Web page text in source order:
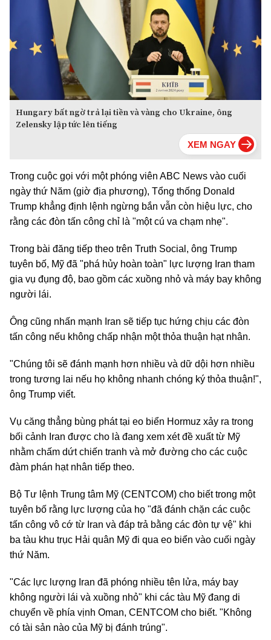
Hungary bất ngờ trả lại tiền và vàng cho Ukraine, ông
Zelensky lập tức lên tiếng
Trong cuộc gọi với một phóng viên ABC News vào cuối
ngày thứ Năm (giờ địa phương), Tổng thống Donald
Trump khẳng định lệnh ngừng bắn vẫn còn hiệu lực, cho
rằng các đòn tấn công chỉ là "một cú va chạm nhẹ".
Trong bài đăng tiếp theo trên Truth Social, ông Trump
tuyên bố, Mỹ đã "phá hủy hoàn toàn" lực lượng Iran tham
gia vụ đụng độ, bao gồm các xuồng nhỏ và máy bay không
người lái.
Ông cũng nhấn mạnh Iran sẽ tiếp tục hứng chịu các đòn
tấn công nếu không chấp nhận một thỏa thuận hạt nhân.
"Chúng tôi sẽ đánh mạnh hơn nhiều và dữ dội hơn nhiều
trong tương lai nếu họ không nhanh chóng ký thỏa thuận!",
ông Trump viết.
Vụ căng thẳng bùng phát tại eo biển Hormuz xảy ra trong
bối cảnh Iran được cho là đang xem xét đề xuất từ Mỹ
nhằm chấm dứt chiến tranh và mở đường cho các cuộc
đàm phán hạt nhân tiếp theo.
Bộ Tư lệnh Trung tâm Mỹ (CENTCOM) cho biết trong một
tuyên bố rằng lực lượng của họ "đã đánh chặn các cuộc
tấn công vô cớ từ Iran và đáp trả bằng các đòn tự vệ" khi
ba tàu khu trục Hải quân Mỹ đi qua eo biển vào cuối ngày
thứ Năm.
"Các lực lượng Iran đã phóng nhiều tên lửa, máy bay
không người lái và xuồng nhỏ" khi các tàu Mỹ đang di
chuyển về phía vịnh Oman, CENTCOM cho biết. "Không
có tài sản nào của Mỹ bị đánh trúng".